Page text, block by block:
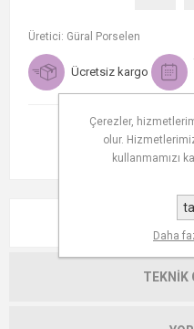
Üretici: Güral Porselen
Ücretsiz kargo
TEKNIK
Çerezler,
olur.
kullanmamızı
Daha